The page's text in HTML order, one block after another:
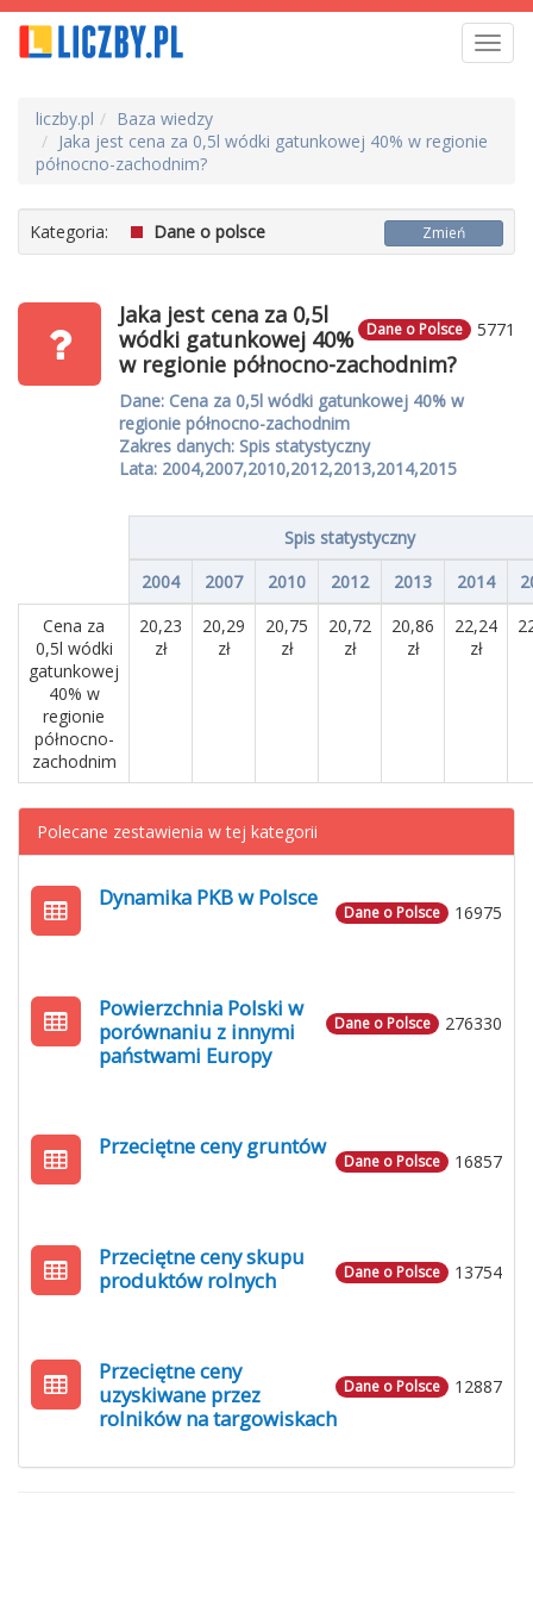
liczby.pl
Baza wiedzy
Jaka jest cena za 0,5l wódki gatunkowej 40% w regionie
północno-zachodnim?
Kategoria: Dane o polsce Zmień
5771
Dane o Polsce
Jaka jest cena za 0,5l
wódki gatunkowej 40%
w regionie północno-zachodnim?
Dane: Cena za 0,5l wódki gatunkowej 40% w
regionie północno-zachodnim
Zakres danych: Spis statystyczny
Lata: 2004,2007,2010,2012,2013,2014,2015
Spis statystyczny
2004
2007 2010 2012 2013 2014
Cena za
0,5l wódki
gatunkowej
40% w
regionie
północno-
zachodnim
20,23
zł
20,29
zł
20,75
zł
20,72
zł
20,86
zł
22,24
zł
Polecane zestawienia w tej kategorii
16975
Dane o Polsce
Dynamika PKB w Polsce
276330
Dane o Polsce
Powierzchnia Polski w
porównaniu z innymi
państwami Europy
16857
Dane o Polsce
Przeciętne ceny gruntów
13754
Dane o Polsce
Przeciętne ceny skupu
produktów rolnych
12887
Dane o Polsce
Przeciętne ceny
uzyskiwane przez
rolników na targowiskach